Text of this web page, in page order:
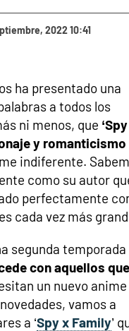
2022 10:41
ha presentado una
a todos los
ni menos, que
y romanticismo
indiferente.
como su autor
perfectamente
cada vez más
segunda
con aquellos que
un nuevo
vamos a
a ‘Spy x Family’